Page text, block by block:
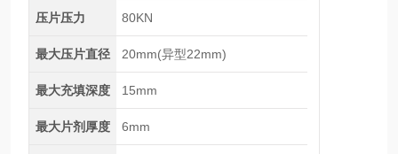
压片压力 80KN
最大压片直径 20mm(异型22mm)
最大充填深度 15mm
最大片剂厚度 6mm